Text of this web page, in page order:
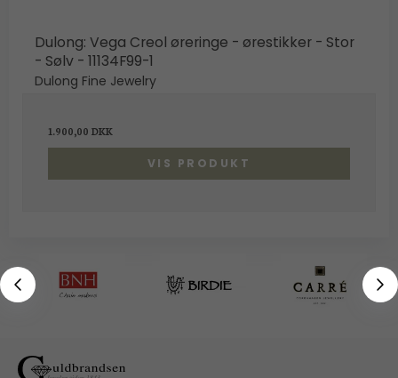
Dulong: Vega Creol øreringe - ørestikker - Stor
- Sølv - 11134F99-1
Dulong Fine Jewelry
1.900,00 DKK
VIS PRODUKT